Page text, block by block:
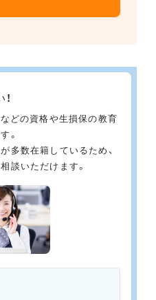
どの資格や生損保の教育
。
多数在籍しているため、
談いただけます。